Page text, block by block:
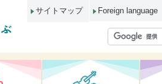
サイトマップ Foreign language